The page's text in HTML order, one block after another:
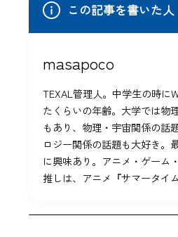
この記事を書いた人
masapoco
TEXAL管理人。中学生の時に
たくらいの年齢。大学では物
もあり、物理・宇宙関係の話
ロジー関係の話題も大好き。
に興味あり。アニメ・ゲーム
推しは、アニメ『サマータイ